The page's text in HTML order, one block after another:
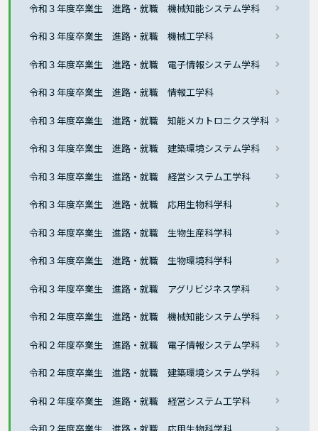
令和３年度卒業生 進路・就職 機械知能システム学科
令和３年度卒業生 進路・就職 機械工学科
令和３年度卒業生 進路・就職 電子情報システム学科
令和３年度卒業生 進路・就職 情報工学科
令和３年度卒業生 進路・就職 知能メカトロニクス学科
令和３年度卒業生 進路・就職 建築環境システム学科
令和３年度卒業生 進路・就職 経営システム工学科
令和３年度卒業生 進路・就職 応用生物科学科
令和３年度卒業生 進路・就職 生物生産科学科
令和３年度卒業生 進路・就職 生物環境科学科
令和３年度卒業生 進路・就職 アグリビジネス学科
令和２年度卒業生 進路・就職 機械知能システム学科
令和２年度卒業生 進路・就職 電子情報システム学科
令和２年度卒業生 進路・就職 建築環境システム学科
令和２年度卒業生 進路・就職 経営システム工学科